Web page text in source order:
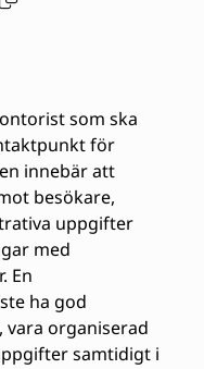
som ska
för
innebär att
besökare,
uppgifter
med
En
ha god
organiserad
samtidigt i